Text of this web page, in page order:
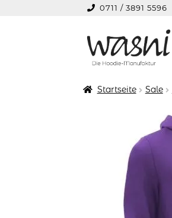
0711 / 3891 5596
Zur
springen
Zum
springen
Startseite Sale